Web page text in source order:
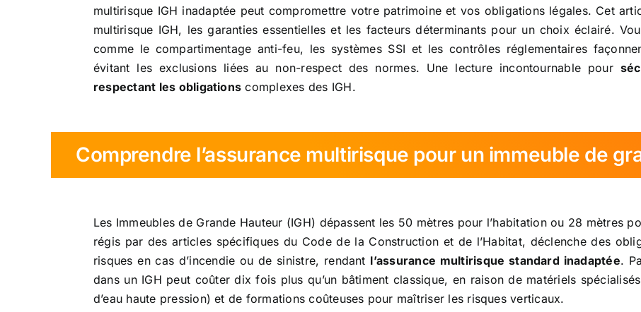
multirisque IGH inadaptée peut compromettre votre patrimoine et vos obligations légales. Cet
multirisque IGH, les garanties essentielles et les facteurs déterminants pour un choix éclairé.
comme le compartimentage anti-feu, les systèmes SSI et les contrôles réglementaires
évitant les exclusions liées au non-respect des normes. Une lecture incontournable pour
respectant les obligations complexes des IGH.
Comprendre l’assurance multirisque pour un immeuble de
Les Immeubles de Grande Hauteur (IGH) dépassent les 50 mètres pour l’habitation ou 28 mètres
régis par des articles spécifiques du Code de la Construction et de l’Habitat, déclenche des
risques en cas d’incendie ou de sinistre, rendant l’assurance multirisque standard inadaptée.
dans un IGH peut coûter dix fois plus qu’un bâtiment classique, en raison de matériels
d’eau haute pression) et de formations coûteuses pour maîtriser les risques verticaux.